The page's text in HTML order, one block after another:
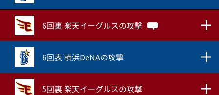
6回裏 楽天イーグルスの攻撃
6回表 横浜DeNAの攻撃
5回裏 楽天イーグルスの攻撃